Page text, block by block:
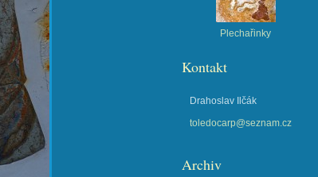
Plechařinky
Kontakt
Drahoslav Ilčák
toledocarp@seznam.cz
Archiv